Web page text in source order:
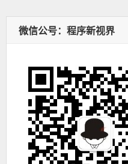
微信公号：程序新视界